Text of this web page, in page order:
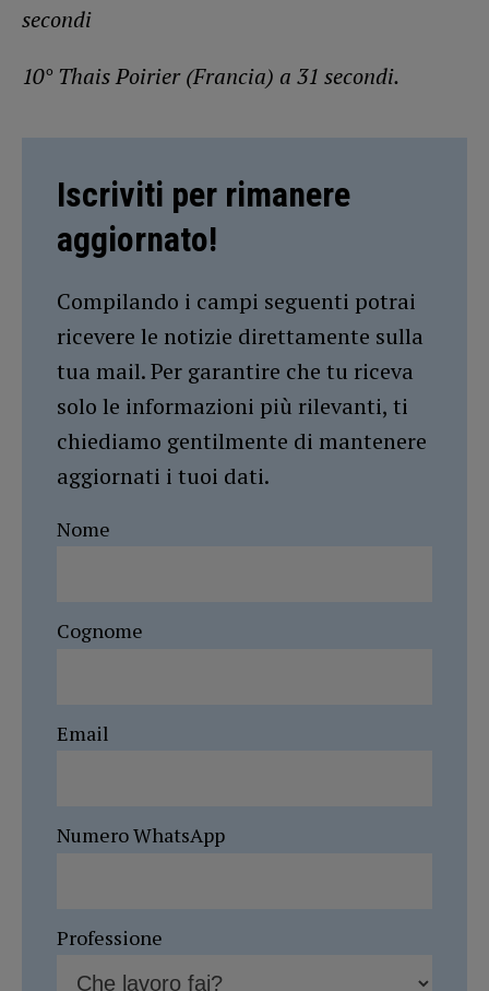
secondi
10° Thais Poirier (Francia) a 31 secondi.
Iscriviti per rimanere
aggiornato!
Compilando i campi seguenti potrai
ricevere le notizie direttamente sulla
tua mail. Per garantire che tu riceva
solo le informazioni più rilevanti, ti
chiediamo gentilmente di mantenere
aggiornati i tuoi dati.
Nome
Cognome
Email
Numero WhatsApp
Professione